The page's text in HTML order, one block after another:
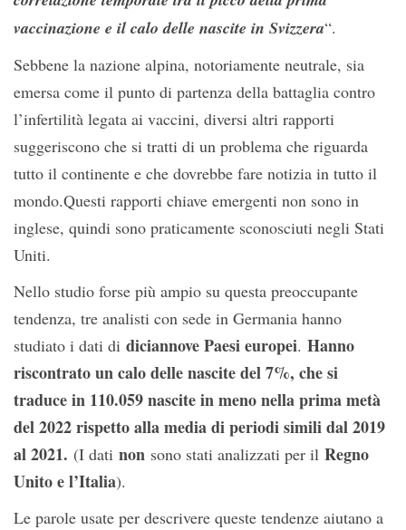
vaccinazione e il calo delle nascite in Svizzera“.
Sebbene la nazione alpina, notoriamente neutrale, sia
emersa come il punto di partenza della battaglia contro
l’infertilità legata ai vaccini, diversi altri rapporti
suggeriscono che si tratti di un problema che riguarda
tutto il continente e che dovrebbe fare notizia in tutto il
mondo.Questi rapporti chiave emergenti non sono in
inglese, quindi sono praticamente sconosciuti negli Stati
Uniti.
Nello studio forse più ampio su questa preoccupante
tendenza, tre analisti con sede in Germania hanno
studiato i dati di diciannove Paesi europei. Hanno
riscontrato un calo delle nascite del 7%, che si
traduce in 110.059 nascite in meno nella prima metà
del 2022 rispetto alla media di periodi simili dal 2019
al 2021. (I dati non sono stati analizzati per il Regno
Unito e l’Italia).
Le parole usate per descrivere queste tendenze aiutano a